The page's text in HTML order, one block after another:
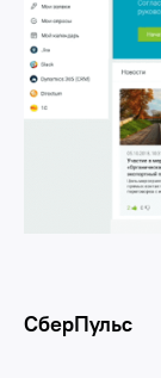
СберПульс